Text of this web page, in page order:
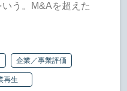
いう。M&Aを超えた
企業／事業評価
再生